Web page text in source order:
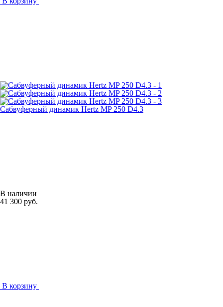
Сабвуферный динамик Hertz MP 250 D4.3
В наличии
41 300 руб.
В корзину